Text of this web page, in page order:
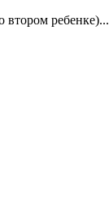
втором ребенке)...